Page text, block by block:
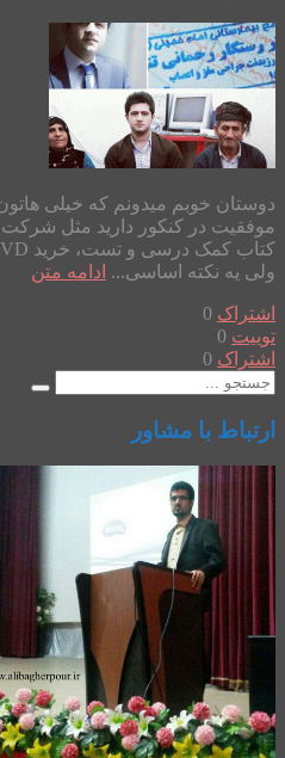
دوستان خوبم میدونم که خیلی
موفقیت در کنکور دارید مثل
ولی یه نکته اساسی... ادامه متن
اشتراک 0
توییت 0
اشتراک 0
ارتباط با مشاور